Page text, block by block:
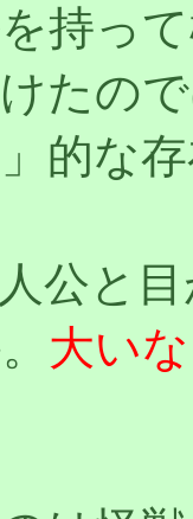
持っ
たの
的な
人公と
大い